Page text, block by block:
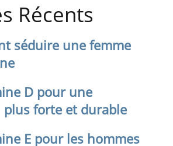
Récents
séduire une femme
D pour une
plus forte et durable
E pour les hommes